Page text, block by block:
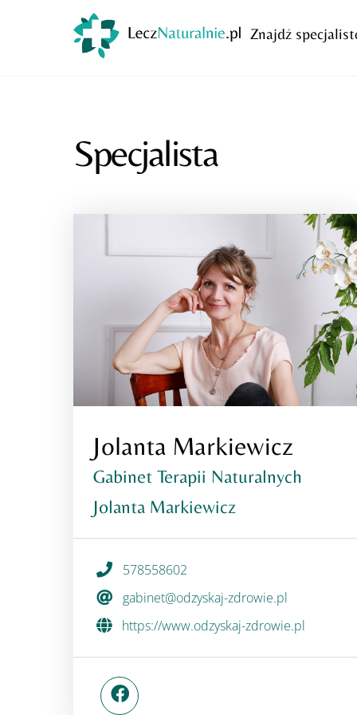
Znajdź
Specjalista
Jolanta Markiewicz
Gabinet Terapii Naturalnych
Jolanta Markiewicz
578558602
gabinet@odzyskaj-zdrowie.pl
https://www.odzyskaj-zdrowie.pl